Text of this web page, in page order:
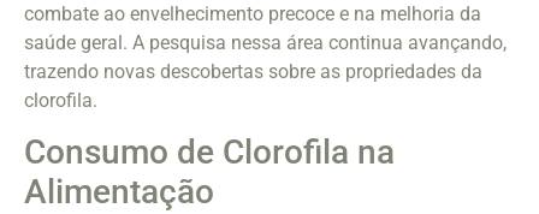
combate ao envelhecimento precoce e na melhoria da
saúde geral. A pesquisa nessa área continua avançando,
trazendo novas descobertas sobre as propriedades da
clorofila.
Consumo de Clorofila na
Alimentação